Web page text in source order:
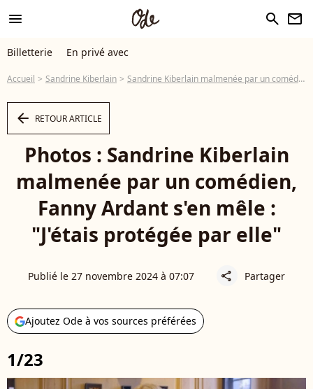
menu search newsletter
Billetterie En privé avec
Accueil Sandrine Kiberlain Sandrine Kiberlain malmenée par un comédien, Fanny Ardant s'en mêle : "J'étais protégée par elle"
arrow_left RETOUR ARTICLE
Photos : Sandrine Kiberlain
malmenée par un comédien,
Fanny Ardant s'en mêle :
"J'étais protégée par elle"
Publié le 27 novembre 2024 à 07:07 share Partager
Ajoutez Ode à vos sources préférées
1/23